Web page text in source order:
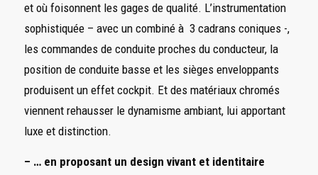
et où foisonnent les gages de qualité. L’instrumentation
sophistiquée – avec un combiné à 3 cadrans coniques -,
les commandes de conduite proches du conducteur, la
position de conduite basse et les sièges enveloppants
produisent un effet cockpit. Et des matériaux chromés
viennent rehausser le dynamisme ambiant, lui apportant
luxe et distinction.
– … en proposant un design vivant et identitaire